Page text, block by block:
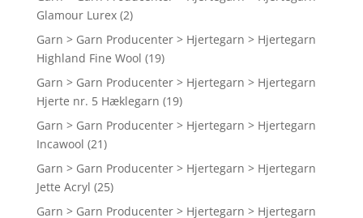
Glamour Lurex (2)
Garn > Garn Producenter > Hjertegarn > Hjertegarn
Highland Fine Wool (19)
Garn > Garn Producenter > Hjertegarn > Hjertegarn
Hjerte nr. 5 Hæklegarn (19)
Garn > Garn Producenter > Hjertegarn > Hjertegarn
Incawool (21)
Garn > Garn Producenter > Hjertegarn > Hjertegarn
Jette Acryl (25)
Garn > Garn Producenter > Hjertegarn > Hjertegarn